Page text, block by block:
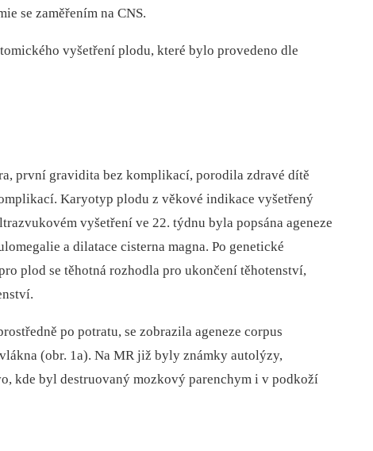
se zaměřením na CNS.
vyšetření plodu, které bylo provedeno dle
první gravidita bez komplikací, porodila zdravé dítě
Karyotyp plodu z věkové indikace vyšetřený
vyšetření ve 22. týdnu byla popsána ageneze
a dilatace cisterna magna. Po genetické
plod se těhotná rozhodla pro ukončení těhotenství,
po potratu, se zobrazila ageneze corpus
(obr. 1a). Na MR již byly známky autolýzy,
kde byl destruovaný mozkový parenchym i v podkoží